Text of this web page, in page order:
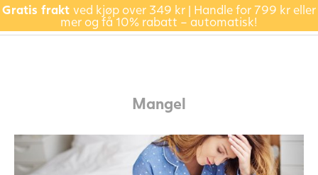
Gratis frakt ved kjøp over 349 kr | Handle for 799 kr eller
mer og få 10% rabatt – automatisk!
Mangel